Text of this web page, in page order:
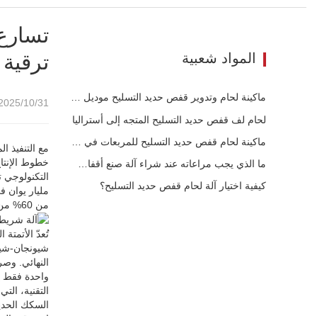
10/31 08:53
مع التنفيذ
خطوط
من 60% من براءات الاختراع التقنية، لتصبح القوة الرئيسية للابتكار في الصناعة.
تُعدّ
شيونجان-
التقنية،
السكك
المواد شعبية
ماكينة لحام وتدوير قفص حديد التسليح موديل 1600 تم شحنها إلى أستراليا
لحام لف قفص حديد التسليح المتجه إلى أستراليا
كيفية اختيار آلة لحام قفص حديد التسليح؟